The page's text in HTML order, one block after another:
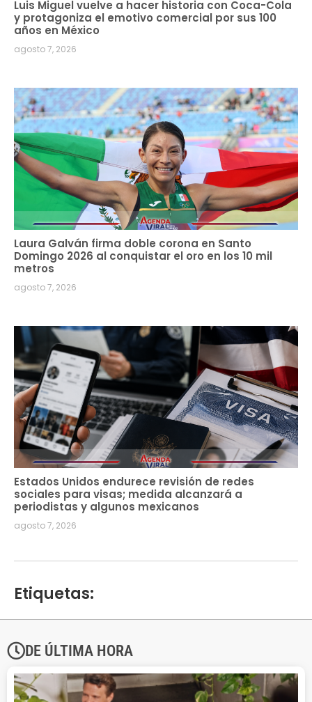
Luis Miguel vuelve a hacer historia con Coca-Cola
y protagoniza el emotivo comercial por sus 100
años en México
agosto 7, 2026
Laura Galván firma doble corona en Santo
Domingo 2026 al conquistar el oro en los 10 mil
metros
agosto 7, 2026
Estados Unidos endurece revisión de redes
sociales para visas; medida alcanzará a
periodistas y algunos mexicanos
agosto 7, 2026
Etiquetas:
DE ÚLTIMA HORA